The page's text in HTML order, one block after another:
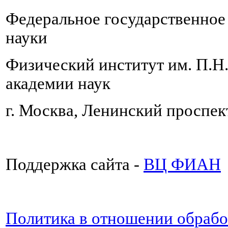
Федеральное
науки
Физический институт им.
академии наук
г. Москва, Ленинский
Поддержка сайта - ВЦ ФИАН
Политика в отношении